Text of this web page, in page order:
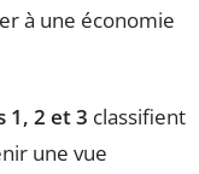
à une économie
1, 2 et 3 classifient
une vue